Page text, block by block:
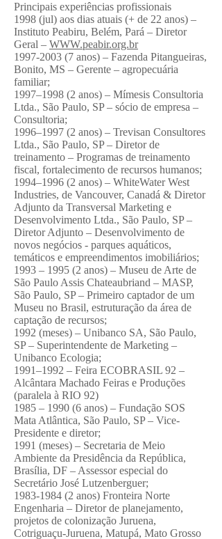
Principais experiências profissionais
1998 (jul) aos dias atuais (+ de 22 anos) –
Instituto Peabiru, Belém, Pará – Diretor
Geral – WWW.peabir.org.br
1997-2003 (7 anos) – Fazenda Pitangueiras,
Bonito, MS ­– Gerente – agropecuária
familiar;
1997–1998 (2 anos) – Mímesis Consultoria
Ltda., São Paulo, SP – sócio de empresa –
Consultoria;
1996–1997 (2 anos) ­– Trevisan Consultores
Ltda., São Paulo, SP – Diretor de
treinamento – Programas de treinamento
fiscal, fortalecimento de recursos humanos;
1994–1996 (2 anos) – WhiteWater West
Industries, de Vancouver, Canadá & Diretor
Adjunto da Transversal Marketing e
Desenvolvimento Ltda., São Paulo, SP –
Diretor Adjunto – Desenvolvimento de
novos negócios - parques aquáticos,
temáticos e empreendimentos imobiliários;
1993 – 1995 (2 anos) – Museu de Arte de
São Paulo Assis Chateaubriand – MASP,
São Paulo, SP – Primeiro captador de um
Museu no Brasil, estruturação da área de
captação de recursos;
1992 (meses) – Unibanco SA, São Paulo,
SP – Superintendente de Marketing –
Unibanco Ecologia;
1991–1992 – Feira ECOBRASIL 92 –
Alcântara Machado Feiras e Produções
(paralela à RIO 92)
1985 – 1990 (6 anos) – Fundação SOS
Mata Atlântica, São Paulo, SP – Vice-
Presidente e diretor;
1991 (meses) – Secretaria de Meio
Ambiente da Presidência da República,
Brasília, DF – Assessor especial do
Secretário José Lutzenberguer;
1983-1984 (2 anos) Fronteira Norte
Engenharia – Diretor de planejamento,
projetos de colonização Juruena,
Cotriguaçu-Juruena, Matupá, Mato Grosso